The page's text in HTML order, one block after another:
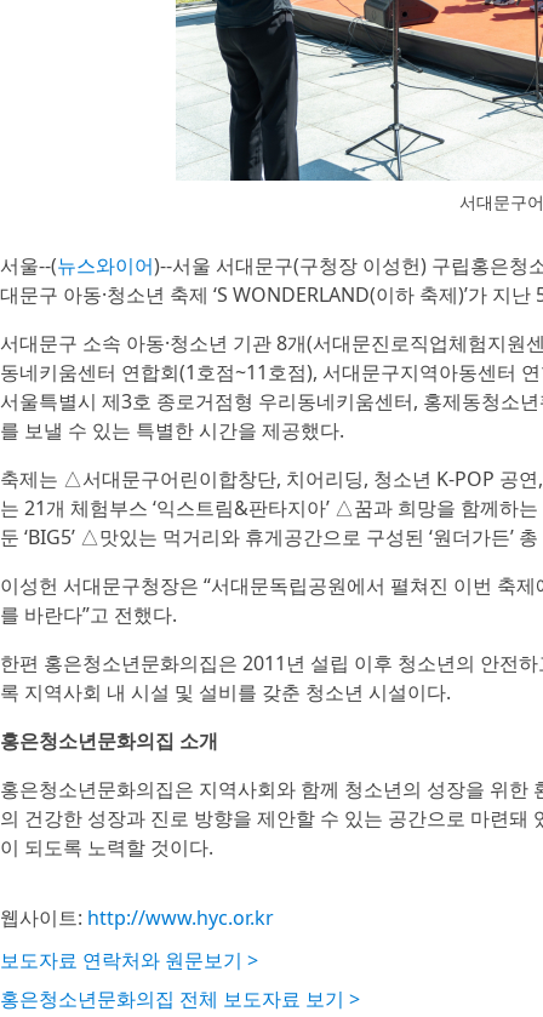
서대문구
서울--(뉴스와이어)--서울 서대문구(구청장 이성헌) 구립홍은청
대문구 아동·청소년 축제 ‘S WONDERLAND(이하 축제)’가 지
서대문구 소속 아동·청소년 기관 8개(서대문진로직업체험지
동네키움센터 연합회(1호점~11호점), 서대문구지역아동센터
서울특별시 제3호 종로거점형 우리동네키움센터, 홍제동청소
를 보낼 수 있는 특별한 시간을 제공했다.
축제는 △서대문구어린이합창단, 치어리딩, 청소년 K-POP 공
는 21개 체험부스 ‘익스트림&판타지아’ △꿈과 희망을 함께하
둔 ‘BIG5’ △맛있는 먹거리와 휴게공간으로 구성된 ‘원더가든’
이성헌 서대문구청장은 “서대문독립공원에서 펼쳐진 이번 축
를 바란다”고 전했다.
한편 홍은청소년문화의집은 2011년 설립 이후 청소년의 안전
록 지역사회 내 시설 및 설비를 갖춘 청소년 시설이다.
홍은청소년문화의집 소개
홍은청소년문화의집은 지역사회와 함께 청소년의 성장을 위
의 건강한 성장과 진로 방향을 제안할 수 있는 공간으로 마련
이 되도록 노력할 것이다.
웹사이트: http://www.hyc.or.kr
보도자료 연락처와 원문보기 >
홍은청소년문화의집 전체 보도자료 보기 >